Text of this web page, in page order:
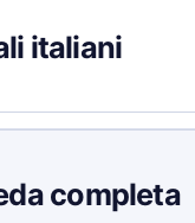
italiani
completa